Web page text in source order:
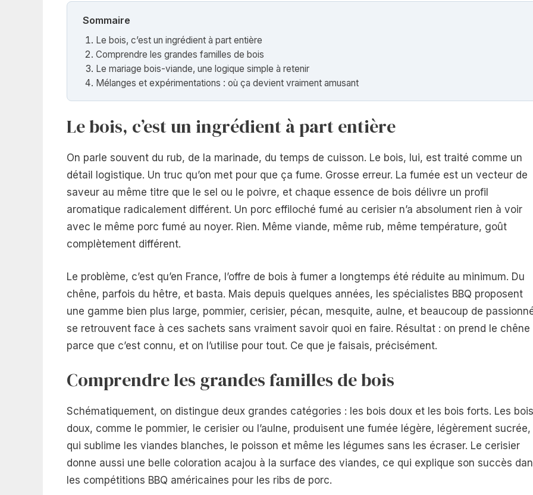
Sommaire
Le bois, c’est un ingrédient à part entière
Comprendre les grandes familles de bois
Le mariage bois-viande, une logique simple à retenir
Mélanges et expérimentations : où ça devient vraiment amusant
Le bois, c’est un ingrédient à part entière
On parle souvent du rub, de la marinade, du temps de cuisson. Le bois, lui, est traité comme un
détail logistique. Un truc qu’on met pour que ça fume. Grosse erreur. La fumée est un vecteur de
saveur au même titre que le sel ou le poivre, et chaque essence de bois délivre un profil
aromatique radicalement différent. Un porc effiloché fumé au cerisier n’a absolument rien à voir
avec le même porc fumé au noyer. Rien. Même viande, même rub, même température, goût
complètement différent.
Le problème, c’est qu’en France, l’offre de bois à fumer a longtemps été réduite au minimum. Du
chêne, parfois du hêtre, et basta. Mais depuis quelques années, les spécialistes BBQ proposent
une gamme bien plus large, pommier, cerisier, pécan, mesquite, aulne, et beaucoup de
se retrouvent face à ces sachets sans vraiment savoir quoi en faire. Résultat : on prend le chêne
parce que c’est connu, et on l’utilise pour tout. Ce que je faisais, précisément.
Comprendre les grandes familles de bois
Schématiquement, on distingue deux grandes catégories : les bois doux et les bois forts. Les bois
doux, comme le pommier, le cerisier ou l’aulne, produisent une fumée légère, légèrement sucrée,
qui sublime les viandes blanches, le poisson et même les légumes sans les écraser. Le cerisier
donne aussi une belle coloration acajou à la surface des viandes, ce qui explique son succès
les compétitions BBQ américaines pour les ribs de porc.